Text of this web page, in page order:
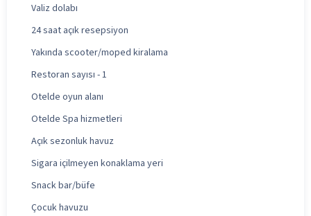
Valiz dolabı
24 saat açık resepsiyon
Yakında scooter/moped kiralama
Restoran sayısı - 1
Otelde oyun alanı
Otelde Spa hizmetleri
Açık sezonluk havuz
Sigara içilmeyen konaklama yeri
Snack bar/büfe
Çocuk havuzu